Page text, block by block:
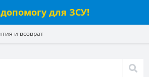
для ЗСУ!
и возврат